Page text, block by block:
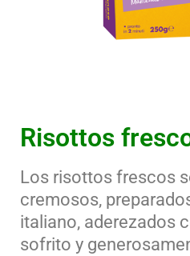
Risottos
Los risottos frescos
cremosos,
italiano, aderezados
sofrito y